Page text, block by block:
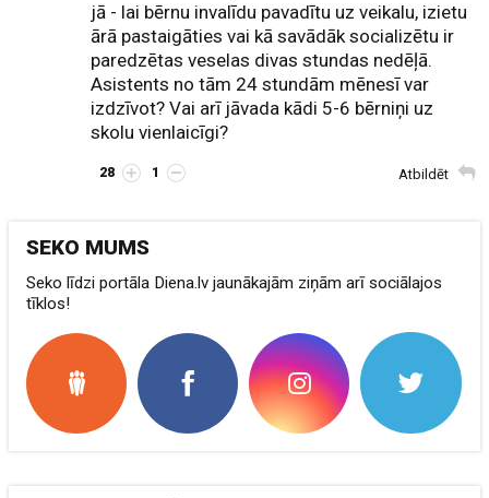
jā - lai bērnu invalīdu pavadītu uz veikalu, izietu
ārā pastaigāties vai kā savādāk socializētu ir
paredzētas veselas divas stundas nedēļā.
Asistents no tām 24 stundām mēnesī var
izdzīvot? Vai arī jāvada kādi 5-6 bērniņi uz
skolu vienlaicīgi?
Atbildēt
28 1
SEKO MUMS
Seko līdzi portāla Diena.lv jaunākajām ziņām arī sociālajos
tīklos!